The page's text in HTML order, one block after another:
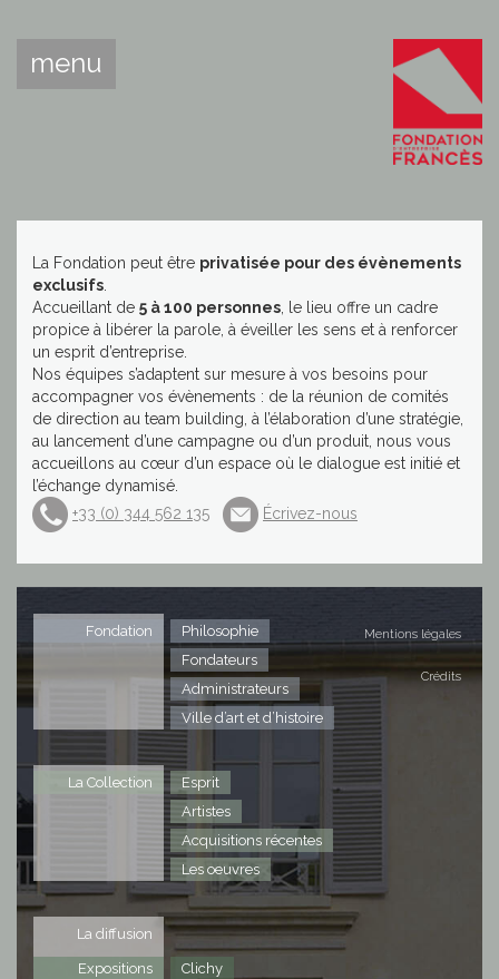
menu
La Fondation peut être privatisée pour des évènements
exclusifs
Accueillant de 5 à 100 personnes , le lieu offre un cadre
propice à libérer la parole, à éveiller les sens et à renforcer
un esprit d’entreprise.
Nos équipes s’adaptent sur mesure à vos besoins pour
accompagner vos évènements : de la réunion de comités
de direction au team building, à l’élaboration d’une stratégie,
au lancement d’une campagne ou d’un produit, nous vous
accueillons au cœur d’un espace où le dialogue est initié et
l’échange dynamisé.
+33 (0) 344 562 135
Écrivez-nous
Mentions légales
Crédits
Fondation
Philosophie
Fondateurs
Administrateurs
Ville d’art et d’histoire
La Collection
Esprit
Artistes
Acquisitions récentes
Les oeuvres
La diffusion
Expositions
Clichy